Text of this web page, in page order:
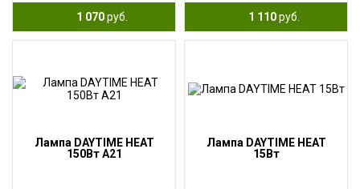
1 070руб.
1 110руб.
Лампа DAYTIME HEAT
150Вт А21
Лампа DAYTIME HEAT
15Вт